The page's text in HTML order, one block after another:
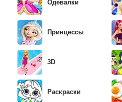
Одевалки
Принцессы
3D
Раскраски